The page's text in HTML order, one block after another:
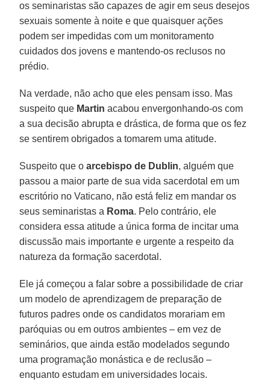
os seminaristas são capazes de agir em seus desejos
sexuais somente à noite e que quaisquer ações
podem ser impedidas com um monitoramento
cuidados dos jovens e mantendo-os reclusos no
prédio.
Na verdade, não acho que eles pensam isso. Mas
suspeito que Martin acabou envergonhando-os com
a sua decisão abrupta e drástica, de forma que os fez
se sentirem obrigados a tomarem uma atitude.
Suspeito que oarcebispo de Dublin, alguém que
passou a maior parte de sua vida sacerdotal em um
escritório no Vaticano, não está feliz em mandar os
seus seminaristas a Roma. Pelo contrário, ele
considera essa atitude a única forma de incitar uma
discussão mais importante e urgente a respeito da
natureza da formação sacerdotal.
Ele já começou a falar sobre a possibilidade de criar
um modelo de aprendizagem de preparação de
futuros padres onde os candidatos morariam em
paróquias ou em outros ambientes – em vez de
seminários, que ainda estão modelados segundo
uma programação monástica e de reclusão –
enquanto estudam em universidades locais.